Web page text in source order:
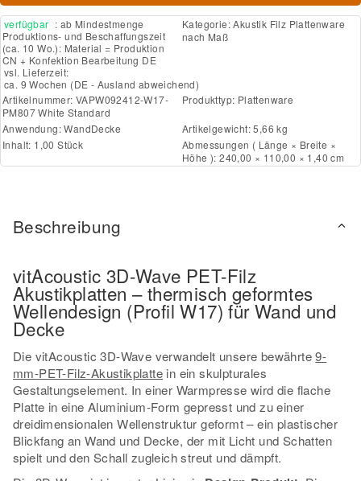
verfügbar : ab Mindestmenge
Produktions- und Beschaffungszeit
(ca. 10 Wo.): Material = Produktion
CN + Konfektion Bearbeitung DE
vsl. Lieferzeit:
ca. 9 Wochen (DE - Ausland abweichend)
Kategorie:Akustik Filz Plattenware
nach Maß
Artikelnummer: VAPW092412-W17-
PM807 White Standard
Produkttyp: Plattenware
Anwendung:WandDecke
Artikelgewicht: 5,66 kg
Inhalt: 1,00 Stück
Abmessungen ( Länge × Breite ×
Höhe ): 240,00 × 110,00 × 1,40 cm
Beschreibung
vitAcoustic 3D-Wave PET-Filz
Akustikplatten – thermisch geformtes
Wellendesign (Profil W17) für Wand und
Decke
Die vitAcoustic 3D-Wave verwandelt unsere bewährte9-
mm-PET-Filz-Akustikplatte in ein skulpturales
Gestaltungselement. In einer Warmpresse wird die flache
Platte in eine Aluminium-Form gepresst und zu einer
dreidimensionalen Wellenstruktur geformt – ein plastischer
Blickfang an Wand und Decke, der mit Licht und Schatten
spielt und den Schall zugleich streut und dämpft.